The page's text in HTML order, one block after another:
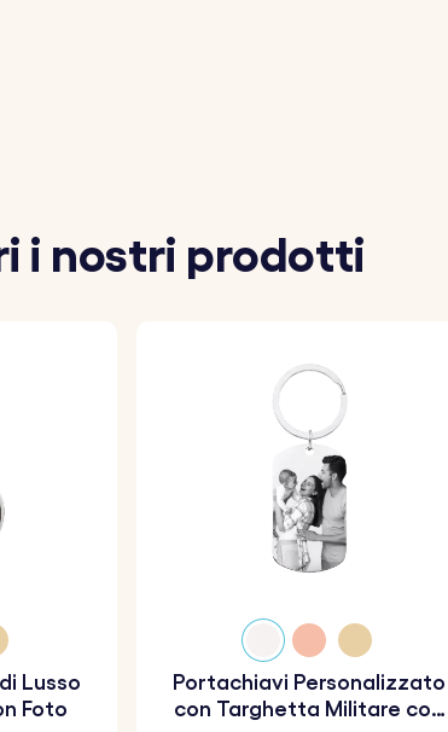
i nostri prodotti
Lusso
Foto
Portachiavi Personalizzato
con Targhetta Militare con